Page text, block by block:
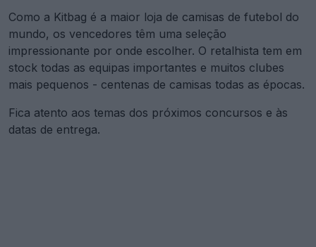
Como a Kitbag é a maior loja de camisas de futebol do
mundo, os vencedores têm uma seleção
impressionante por onde escolher. O retalhista tem em
stock todas as equipas importantes e muitos clubes
mais pequenos - centenas de camisas todas as épocas.
Fica atento aos temas dos próximos concursos e às
datas de entrega.